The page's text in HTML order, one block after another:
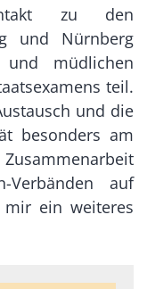
zu den
und Nürnberg
müdlichen
teil.
und die
besonders am
Verbänden auf
mir ein weiteres